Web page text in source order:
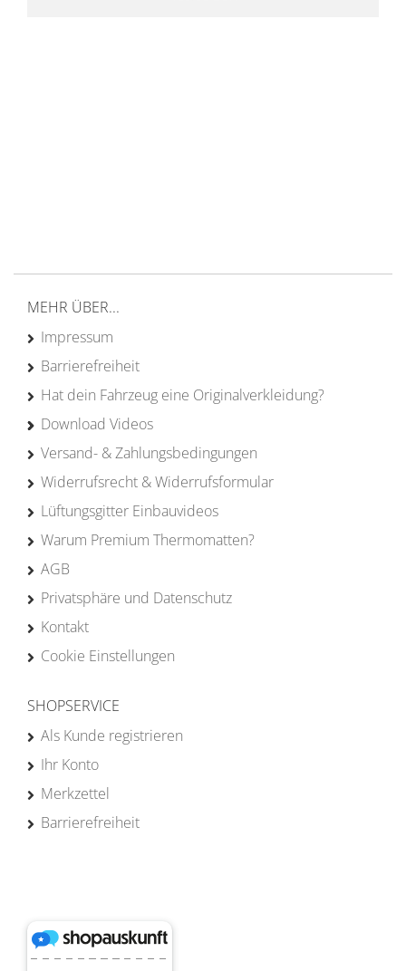
MEHR ÜBER...
Impressum
Barrierefreiheit
Hat dein Fahrzeug eine Originalverkleidung?
Download Videos
Versand- & Zahlungsbedingungen
Widerrufsrecht & Widerrufsformular
Lüftungsgitter Einbauvideos
Warum Premium Thermomatten?
AGB
Privatsphäre und Datenschutz
Kontakt
Cookie Einstellungen
SHOPSERVICE
Als Kunde registrieren
Ihr Konto
Merkzettel
Barrierefreiheit